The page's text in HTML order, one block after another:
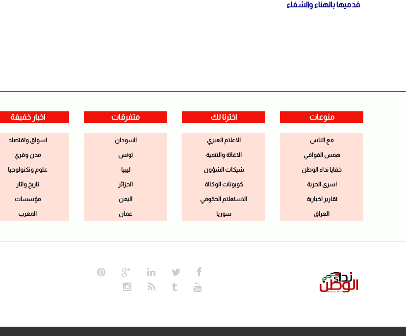
قدميها بالهناء والشفاء
منوعات
مع الناس
همس القوافي
خفايا نداء الوطن
اسرى الحرية
تقارير اخبارية
العراق
اخترنا لك
الاعلام العبري
الاغاثة والتنمية
شيكات الشؤون
كوبونات الوكالة
الاستعلام الحكومي
سوريا
متفرقات
السودان
تونس
ليبيا
الجزائر
اليمن
عمان
اخبار خفيفة
اسواق واقتصاد
مدن وقري
علوم وتكنولوجيا
تاريخ واثار
مؤسسات
المغرب